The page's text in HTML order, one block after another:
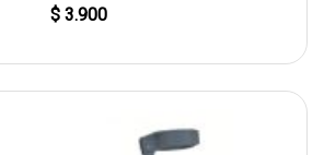
$ 3.900